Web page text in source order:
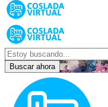
Buscar ahora